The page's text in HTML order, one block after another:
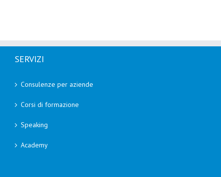
SERVIZI
Consulenze per aziende
Corsi di formazione
Speaking
Academy